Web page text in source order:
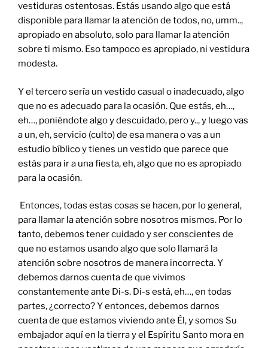
vestiduras ostentosas. Estás usando algo que está
disponible para llamar la atención de todos, no, umm..,
apropiado en absoluto, solo para llamar la atención
sobre ti mismo. Eso tampoco es apropiado, ni vestidura
modesta.
Y el tercero sería un vestido casual o inadecuado, algo
que no es adecuado para la ocasión. Que estás, eh…,
eh…, poniéndote algo y descuidado, pero y.., y luego vas
a un, eh, servicio (culto) de esa manera o vas a un
estudio bíblico y tienes un vestido que parece que
estás para ir a una fiesta, eh, algo que no es apropiado
para la ocasión.
Entonces, todas estas cosas se hacen, por lo general,
para llamar la atención sobre nosotros mismos. Por lo
tanto, debemos tener cuidado y ser conscientes de
que no estamos usando algo que solo llamará la
atención sobre nosotros de manera incorrecta. Y
debemos darnos cuenta de que vivimos
constantemente ante Di-s. Di-s está, eh…, en todas
partes, ¿correcto? Y entonces, debemos darnos
cuenta de que estamos viviendo ante Él, y somos Su
embajador aquí en la tierra y el Espíritu Santo mora en